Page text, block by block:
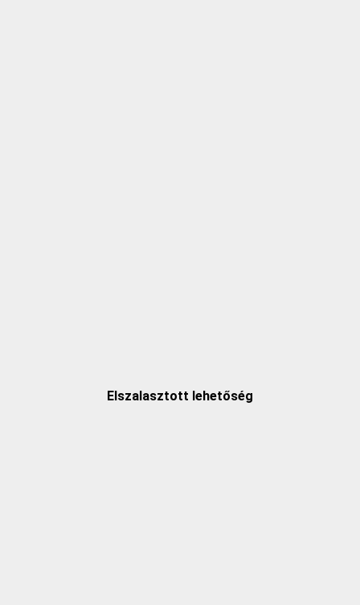
Elszalasztott lehetőség